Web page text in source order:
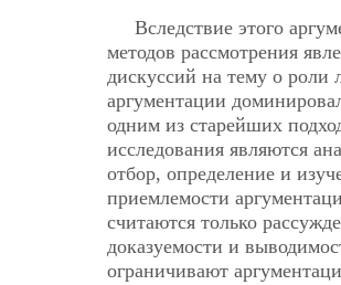
Вследствие этого
методов рассмотрения
дискуссий на тему о роли
аргументации
одним из старейших
исследования являются
отбор, определение и
приемлемости
считаются только
доказуемости и
ограничивают